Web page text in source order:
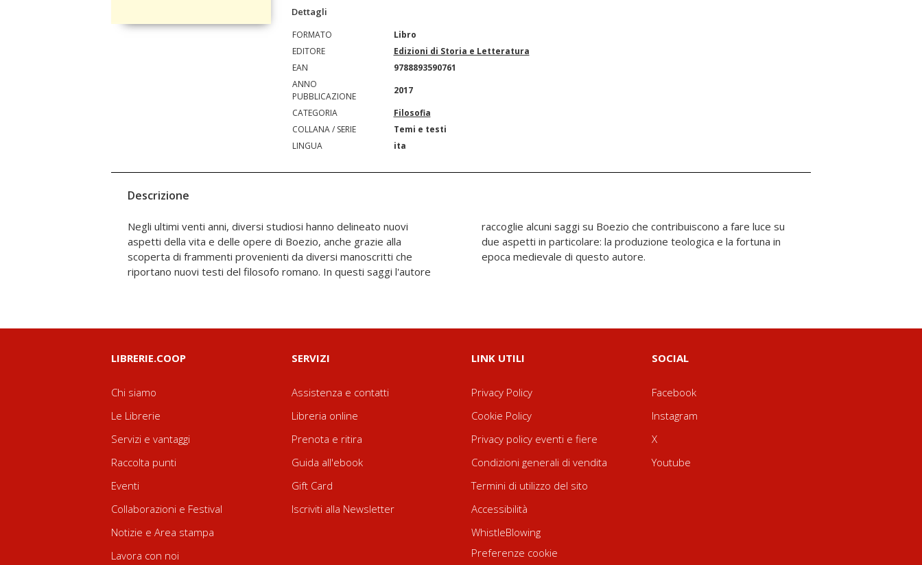
Dettagli
FORMATO
Libro
EDITORE
Edizioni di Storia e Letteratura
EAN
9788893590761
ANNO
PUBBLICAZIONE
2017
CATEGORIA
Filosofia
COLLANA / SERIE
Temi e testi
LINGUA
ita
Descrizione
Negli ultimi venti anni, diversi studiosi hanno delineato nuovi
aspetti della vita e delle opere di Boezio, anche grazie alla
scoperta di frammenti provenienti da diversi manoscritti che
riportano nuovi testi del filosofo romano. In questi saggi l'autore
raccoglie alcuni saggi su Boezio che contribuiscono a fare luce su
due aspetti in particolare: la produzione teologica e la fortuna in
epoca medievale di questo autore.
LIBRERIE.COOP
Chi siamo
Le Librerie
Servizi e vantaggi
Raccolta punti
Eventi
Collaborazioni e Festival
Notizie e Area stampa
Lavora con noi
SERVIZI
Assistenza e contatti
Libreria online
Prenota e ritira
Guida all'ebook
Gift Card
Iscriviti alla Newsletter
LINK UTILI
Privacy Policy
Cookie Policy
Privacy policy eventi e fiere
Condizioni generali di vendita
Termini di utilizzo del sito
Accessibilità
WhistleBlowing
Preferenze cookie
SOCIAL
Facebook
Instagram
X
Youtube